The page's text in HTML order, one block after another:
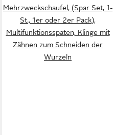
Mehrzweckschaufel, (Spar Set, 1-
St., 1er oder 2er Pack),
Multifunktionsspaten, Klinge mit
Zähnen zum Schneiden der
Wurzeln